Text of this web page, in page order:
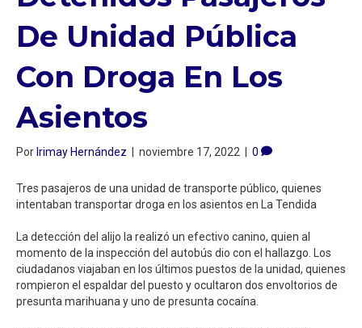
De Unidad Pública
Con Droga En Los
Asientos ⁣
PorIrimay Hernández | noviembre 17, 2022 | 0
Tres pasajeros de una unidad de transporte público, quienes
intentaban transportar droga en los asientos en La Tendida⁣
La detección del alijo la realizó un efectivo canino, quien al
momento de la inspección del autobús dio con el hallazgo. Los
ciudadanos viajaban en los últimos puestos de la unidad, quienes
rompieron el espaldar del puesto y ocultaron dos envoltorios de
presunta marihuana y uno de presunta cocaína.⁣